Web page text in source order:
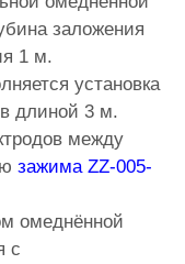
заложения
1 м.
установка
длиной 3 м.
между
зажима ZZ-005-
омеднённой
с